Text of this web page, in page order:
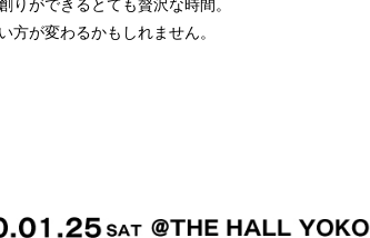
りができるとても贅沢な時間。
方が変わるかもしれません。